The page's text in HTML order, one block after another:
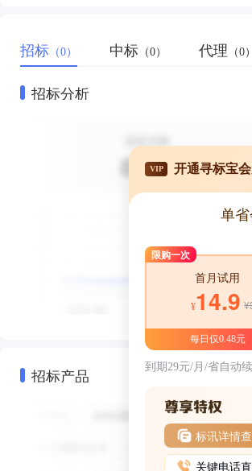
招标 （0） 中标 （0） 代理 （0）
招标分析
招标产品
VIP 开通寻标宝
单
限购一次
首月试用
¥14.9
每日仅0.48元
到期29元/月/省自动
标讯详情
关键电话